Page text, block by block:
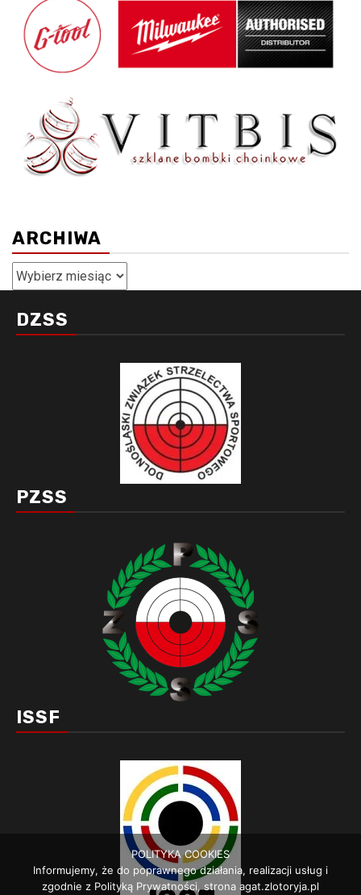
ARCHIWA
Archiwa
DZSS
PZSS
ISSF
POLITYKA COOKIES
Informujemy, że do poprawnego działania, realizacji usług i
zgodnie z Polityką Prywatności, strona agat.zlotoryja.pl